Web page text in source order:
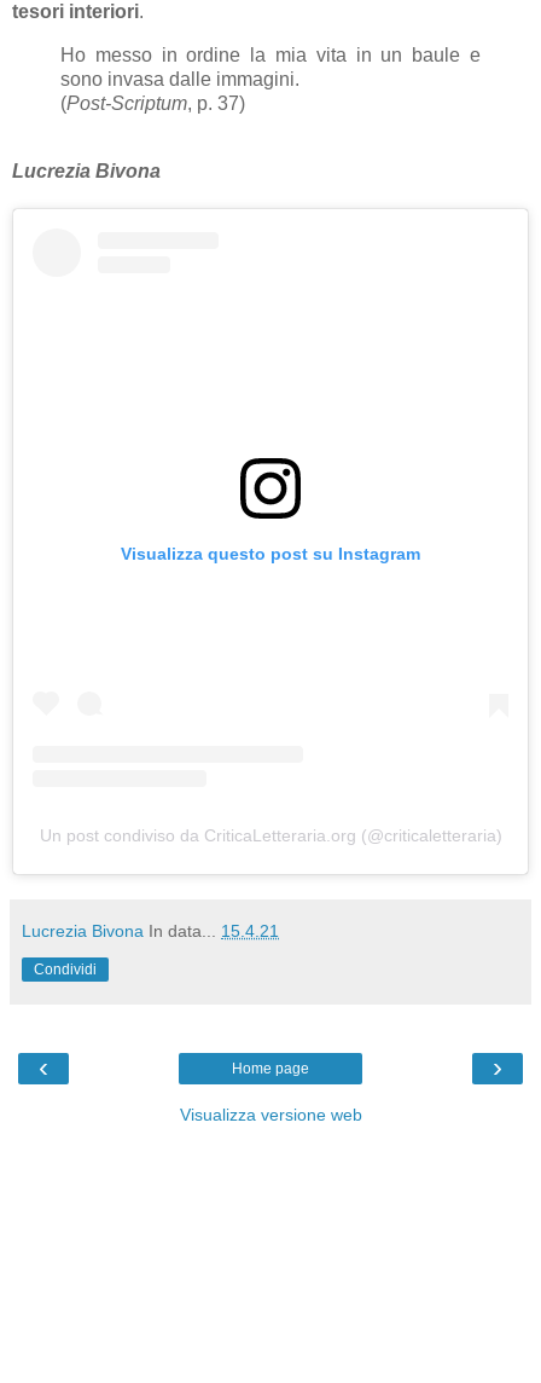
tesori interiori.
Ho messo in ordine la mia vita in un baule e
sono invasa dalle immagini.
(Post-Scriptum, p. 37)
Lucrezia Bivona
Visualizza questo post su Instagram
Un post condiviso da CriticaLetteraria.org (@criticaletteraria)
Lucrezia Bivona In data... 15.4.21
Condividi
‹ ›
Home page
Visualizza versione web